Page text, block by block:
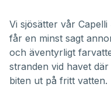
Vi sjösätter vår Capelli
får en minst sagt
och äventyrligt
stranden vid havet
biten ut på fritt vatten.